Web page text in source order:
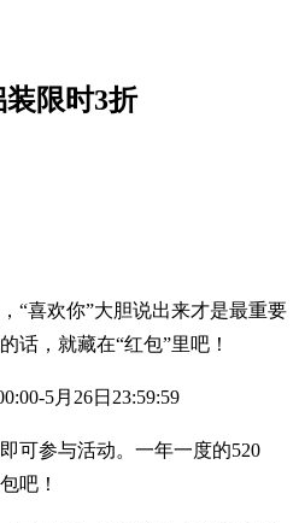
限时3折
“喜欢你”大胆说出来才是最重要
话，就藏在“红包”里吧！
5月26日23:59:59
可参与活动。一年一度的520
吧！